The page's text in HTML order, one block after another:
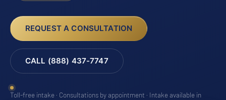
REQUEST A CONSULTATION
CALL (888) 437-7747
Toll-free intake · Consultations by appointment · Intake available in